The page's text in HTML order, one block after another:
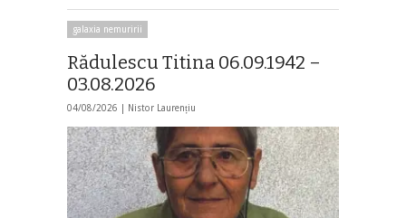
galaxia nemuririi
Rădulescu Titina 06.09.1942 –
03.08.2026
04/08/2026 | Nistor Laurențiu